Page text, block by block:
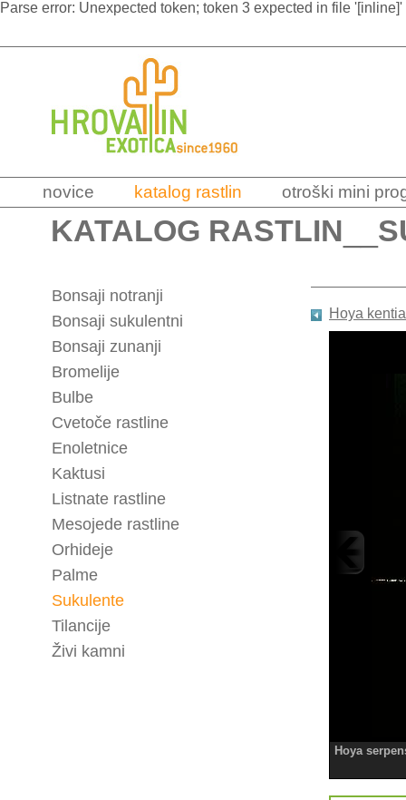
Parse error: Unexpected token; token 3 expected in file
novice katalog rastlin otroški mini
KATALOG RASTLIN
Bonsaji notranji
Bonsaji sukulentni
Bonsaji zunanji
Bromelije
Bulbe
Cvetoče rastline
Enoletnice
Kaktusi
Listnate rastline
Mesojede rastline
Orhideje
Palme
Sukulente
Tilancije
Živi kamni
Hoya
Hoya